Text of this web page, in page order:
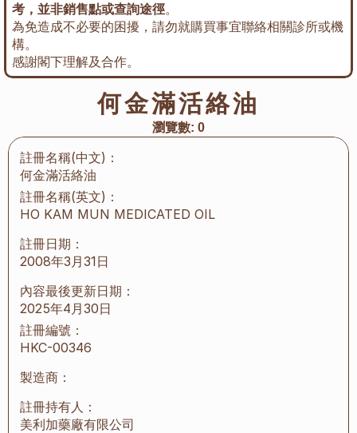
考，並非銷售點或查詢途徑。
為免造成不必要的困擾，請勿就購買事宜聯絡相關診所或機
構。
感謝閣下理解及合作。
何金滿活絡油
瀏覽數: 0
註冊名稱(中文)：
何金滿活絡油
註冊名稱(英文)：
HO KAM MUN MEDICATED OIL
註冊日期：
2008年3月31日
內容最後更新日期：
2025年4月30日
註冊編號：
HKC-00346
製造商：
註冊持有人：
美利加藥廠有限公司